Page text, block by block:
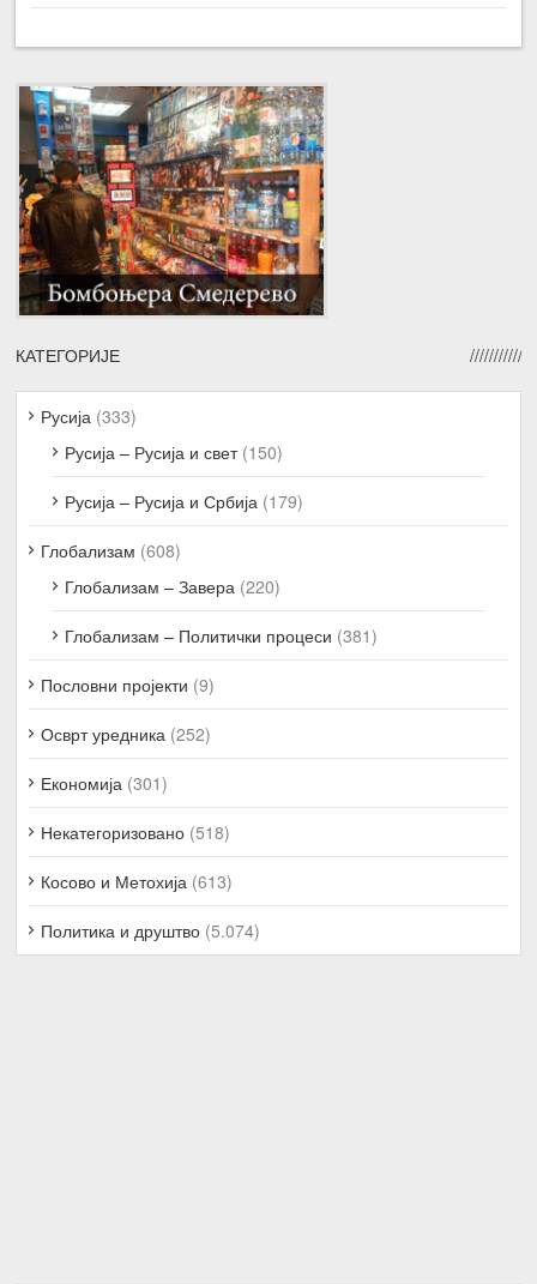
КАТЕГОРИЈЕ
Русија (333)
Русија – Русија и свет(150)
Русија – Русија и Србија (179)
Глобализам (608)
Глобализам – Завера (220)
Глобализам – Политички процеси (381)
Пословни пројекти (9)
Осврт уредника (252)
Економија (301)
Некатегоризовано (518)
Косово и Метохија (613)
Политика и друштво (5.074)